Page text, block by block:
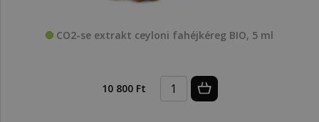
CO2-se extrakt ceyloni fahéjkéreg BIO, 5 ml
10 800 Ft